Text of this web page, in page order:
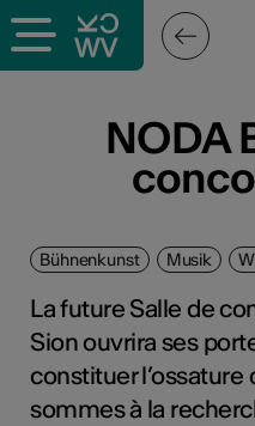
NODA
Bühnenkunst Musik
La future Salle de
Sion ouvrira ses
constituer
sommes à la